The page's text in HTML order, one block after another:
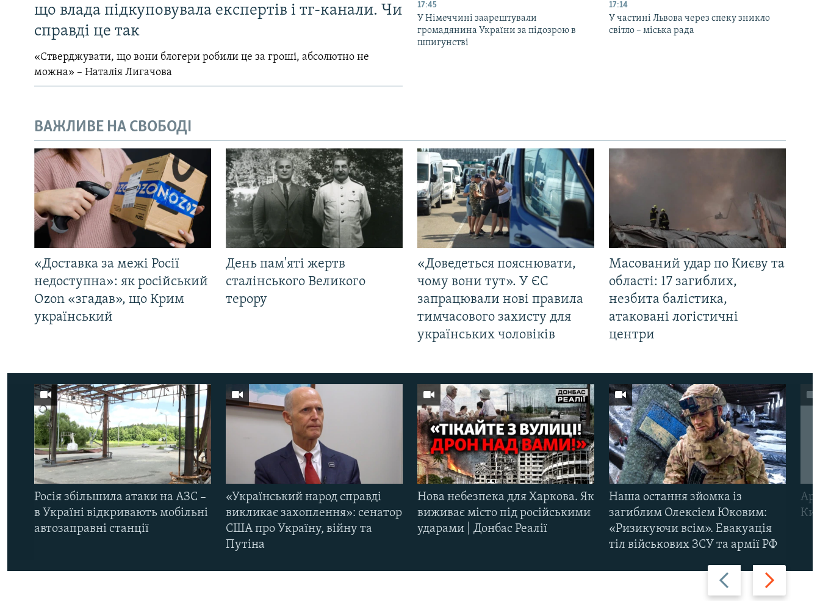
що влада підкуповувала експертів і тг-канали. Чи
справді це так
«Стверджувати, що вони блогери робили це за гроші, абсолютно не
можна» – Наталія Лигачова
17:45
У Німеччині заарештували
громадянина України за підозрою в
шпигунстві
17:14
У частині Львова через спеку зникло
світло – міська рада
ВАЖЛИВЕ НА СВОБОДІ
«Доставка за межі Росії
недоступна»: як російський
Ozon «згадав», що Крим
український
День пам'яті жертв
сталінського Великого
терору
«Доведеться пояснювати,
чому вони тут». У ЄС
запрацювали нові правила
тимчасового захисту для
українських чоловіків
Масований удар по Києву та
області: 17 загиблих,
незбита балістика,
атаковані логістичні
центри
Назад Вперед
Росія збільшила атаки на АЗС –
в Україні відкривають мобільні
автозаправні станції
«Український народ справді
викликає захоплення»: сенатор
США про Україну, війну та
Путіна
Нова небезпека для Харкова. Як
виживає місто під російськими
ударами | Донбас Реалії
Наша остання зйомка із
загиблим Олексієм Юковим:
«Ризикуючи всім». Евакуація
тіл військових ЗСУ та армії РФ